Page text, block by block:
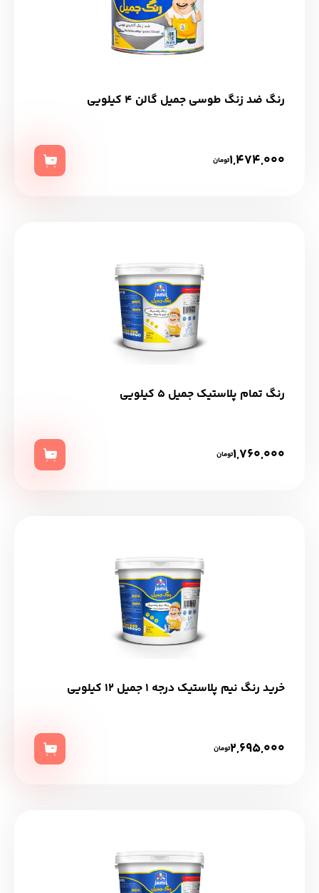
رنگ ضد زنگ طوسی جمیل گالن 4 کیلویی
1,474,000تومان
رنگ تمام پلاستیک جمیل 5 کیلویی
1,760,000تومان
خرید رنگ نیم پلاستیک درجه 1 جمیل 12 کیلویی
2,695,000تومان